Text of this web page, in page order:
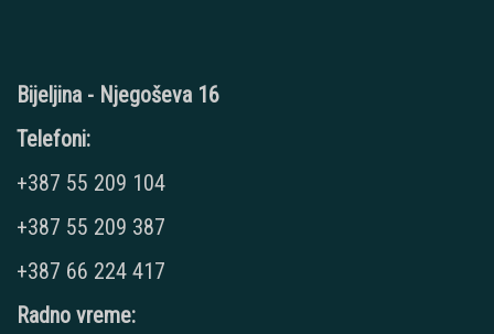
Bijeljina - Njegoševa 16
Telefoni:
+387 55 209 104
+387 55 209 387
+387 66 224 417
Radno vreme: